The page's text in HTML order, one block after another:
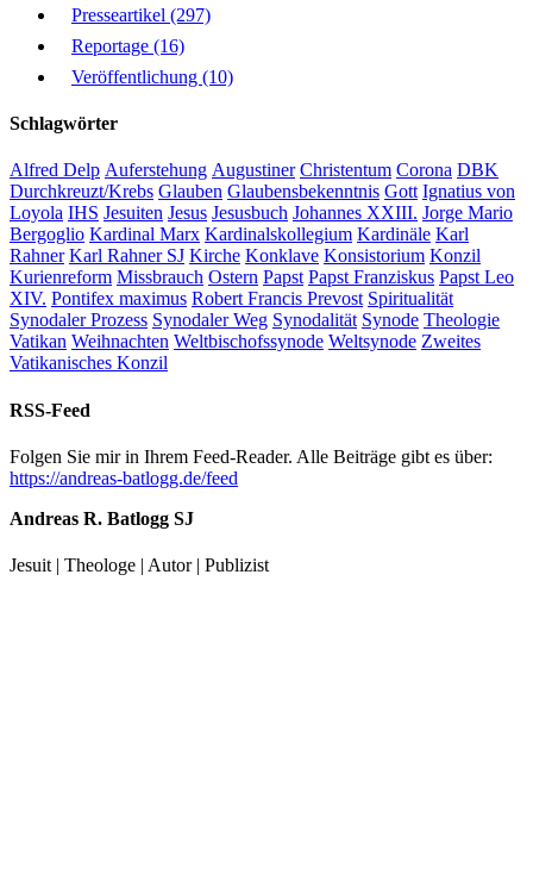
Presseartikel (297)
Reportage (16)
Veröffentlichung (10)
Schlagwörter
Alfred Delp Auferstehung Augustiner Christentum Corona DBK
Durchkreuzt/Krebs Glauben Glaubensbekenntnis Gott Ignatius von
Loyola IHS Jesuiten Jesus Jesusbuch Johannes XXIII. Jorge Mario
Bergoglio Kardinal Marx Kardinalskollegium Kardinäle Karl
Rahner Karl Rahner SJ Kirche Konklave Konsistorium Konzil
Kurienreform Missbrauch Ostern Papst Papst Franziskus Papst Leo
XIV. Pontifex maximus Robert Francis Prevost Spiritualität
Synodaler Prozess Synodaler Weg Synodalität Synode Theologie
Vatikan Weihnachten Weltbischofssynode Weltsynode Zweites
Vatikanisches Konzil
RSS-Feed
Folgen Sie mir in Ihrem Feed-Reader. Alle Beiträge gibt es über:
https://andreas-batlogg.de/feed
Andreas R. Batlogg SJ
Jesuit | Theologe | Autor | Publizist